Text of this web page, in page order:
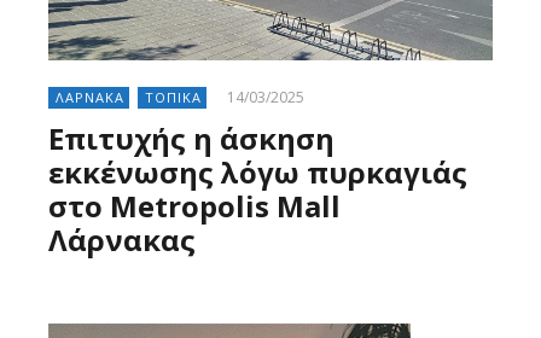
ΛΑΡΝΑΚΑ ΤΟΠΙΚΑ 14/03/2025
Επιτυχής η άσκηση
εκκένωσης λόγω πυρκαγιάς
στο Metropolis Mall
Λάρνακας